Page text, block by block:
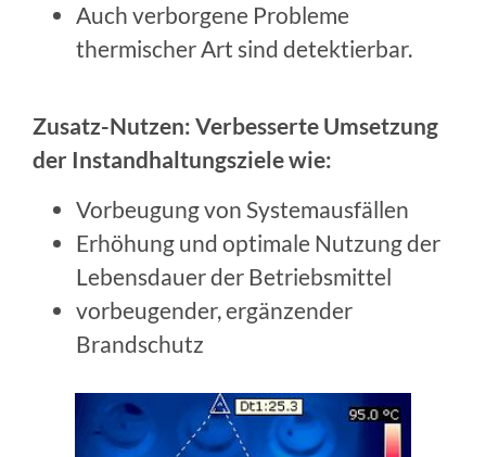
Auch verborgene Probleme
thermischer Art sind detektierbar.
Zusatz-Nutzen: Verbesserte Umsetzung
der Instandhaltungsziele wie:
Vorbeugung von Systemausfällen
Erhöhung und optimale Nutzung der
Lebensdauer der Betriebsmittel
vorbeugender, ergänzender
Brandschutz